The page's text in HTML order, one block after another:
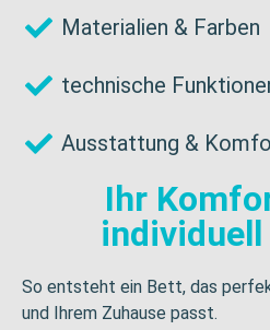
Materialien & Farben
technische
Ausstattung &
Ihr
So entsteht ein Bett, das
und Ihrem Zuhause passt.